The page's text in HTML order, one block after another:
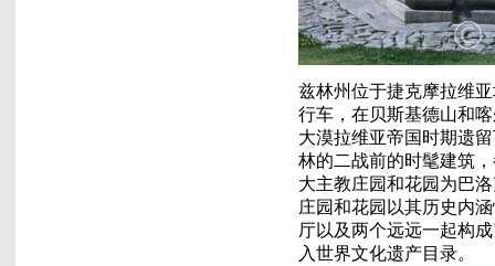
兹林州位于捷克摩拉维
行车，在贝斯基德山和
大漠拉维亚帝国时期遗
林的二战前的时髦建筑
大主教庄园和花园为巴
庄园和花园以其历史内
厅以及两个远远一起构
入世界文化遗产目录。